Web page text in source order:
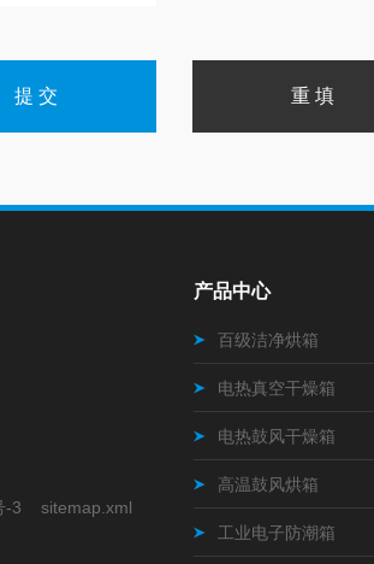
-3 sitemap.xml
产品中心
百级洁净烘箱
电热真空干燥箱
电热鼓风干燥箱
高温鼓风烘箱
工业电子防潮箱